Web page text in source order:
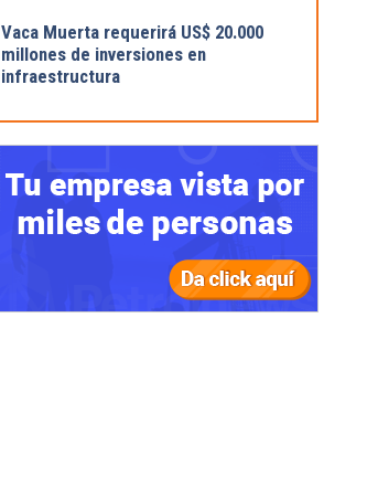
Vaca Muerta requerirá US$ 20.000
millones de inversiones en
infraestructura